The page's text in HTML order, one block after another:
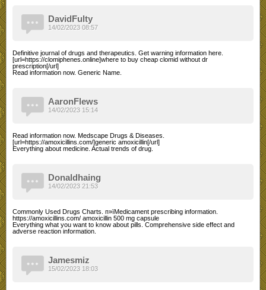
DavidFulty
Definitive journal of drugs and therapeutics. Get warning information here.
[url=https://clomiphenes.online]where to buy cheap clomid without dr
prescription[/url]
Read information now. Generic Name.
14/02/2023 08:57
AaronFlews
Read information now. Medscape Drugs & Diseases.
[url=https://amoxicillins.com/]generic amoxicillin[/url]
Everything about medicine. Actual trends of drug.
14/02/2023 15:14
Donaldhaing
Commonly Used Drugs Charts. п»їMedicament prescribing information.
https://amoxicillins.com/ amoxicillin 500 mg capsule
Everything what you want to know about pills. Comprehensive side effect and
adverse reaction information.
14/02/2023 21:53
Jamesmiz
15/02/2023 18:03